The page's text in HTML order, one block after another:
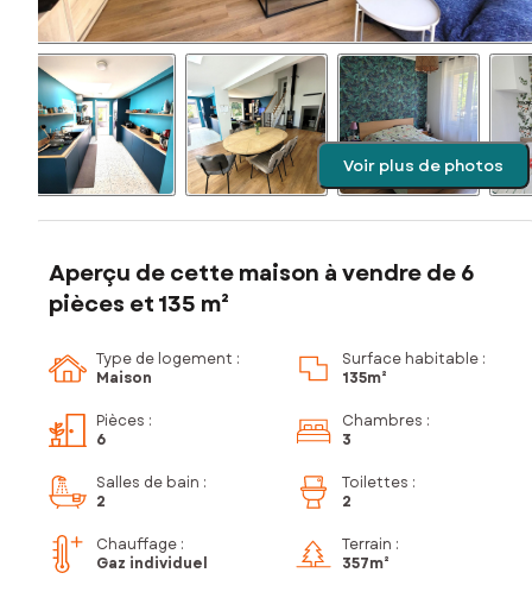
Voir plus de photos
Aperçu de cette maison à vendre de 6
pièces et 135 m²
Type de logement :
Maison
Surface habitable :
135m²
Pièces :
6
Chambres :
3
Salles de bain :
2
Toilettes :
2
Chauffage :
Gaz individuel
Terrain :
357m²